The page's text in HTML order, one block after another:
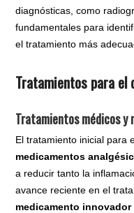
diagnósticas, como
fundamentales para
el tratamiento más
Tratamientos para
Tratamientos médicos y
El tratamiento inicial para
medicamentos
a reducir tanto la
avance reciente en el
medicamento